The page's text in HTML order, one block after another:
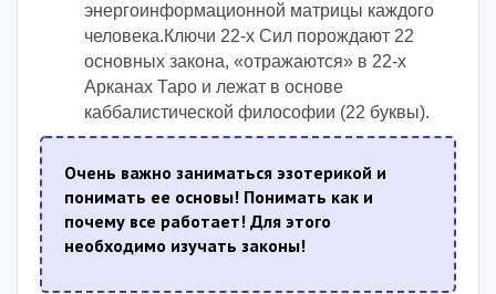
энергоинформационной матрицы каждого
человека.Ключи 22-х Сил порождают 22
основных закона, «отражаются» в 22-х
Арканах Таро и лежат в основе
каббалистической философии (22 буквы).
Очень важно заниматься эзотерикой и
понимать ее основы! Понимать как и
почему все работает! Для этого
необходимо изучать законы!